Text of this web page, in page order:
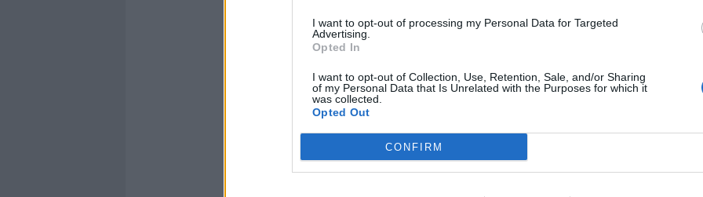
I want to opt-out of processing my Personal Data for Targeted
Advertising.
Opted In
I want to opt-out of Collection, Use, Retention, Sale, and/or Sharing
of my Personal Data that Is Unrelated with the Purposes for which it
was collected.
Opted Out
CONFIRM